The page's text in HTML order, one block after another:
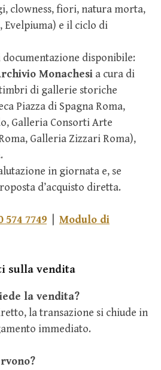
clowness, fiori, natura morta,
e il ciclo di
disponibile:
Monachesi a cura di
di gallerie storiche
Piazza di Spagna Roma,
Galleria Consorti Arte
Galleria Zizzari Roma),
in giornata e, se
d’acquisto diretta.
574 7749
Modulo di
sulla vendita
la vendita?
la transazione si chiude in
immediato.